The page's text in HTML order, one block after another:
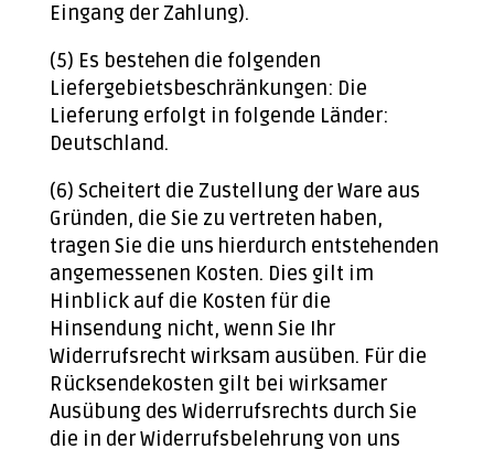
Eingang der Zahlung).
(5) Es bestehen die folgenden
Liefergebietsbeschränkungen: Die
Lieferung erfolgt in folgende Länder:
Deutschland.
(6) Scheitert die Zustellung der Ware aus
Gründen, die Sie zu vertreten haben,
tragen Sie die uns hierdurch entstehenden
angemessenen Kosten. Dies gilt im
Hinblick auf die Kosten für die
Hinsendung nicht, wenn Sie Ihr
Widerrufsrecht wirksam ausüben. Für die
Rücksendekosten gilt bei wirksamer
Ausübung des Widerrufsrechts durch Sie
die in der Widerrufsbelehrung von uns